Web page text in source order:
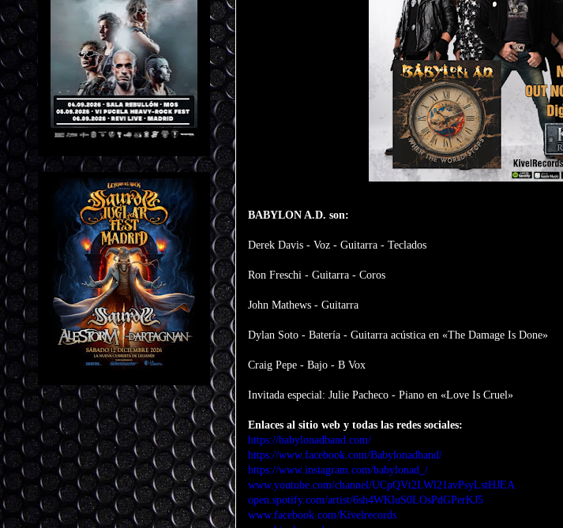
BABYLON A.D. son:
Derek Davis - Voz - Guitarra - Teclados
Ron Freschi - Guitarra - Coros
John Mathews - Guitarra
Dylan Soto - Batería - Guitarra acústica en «The Damage Is Done»
Craig Pepe - Bajo - B Vox
Invitada especial: Julie Pacheco - Piano en «Love Is Cruel»
Enlaces al sitio web y todas las redes sociales:
https://babylonadband.com/
https://www.facebook.com/Babylonadband/
https://www.instagram.com/babylonad_/
www.youtube.com/channel/UCpQVt2LWl21avPsyLstHJEA
open.spotify.com/artist/6sh4WKluS0LOsPdGPerKJ5
www.facebook.com/Kivelrecords